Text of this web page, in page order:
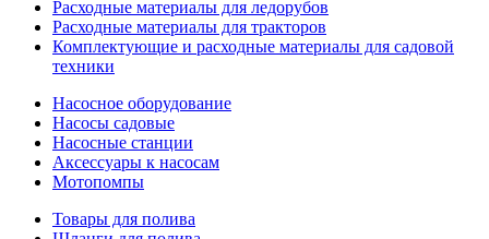
Расходные материалы для ледорубов
Расходные материалы для тракторов
Комплектующие и расходные материалы для садовой
техники
Насосное оборудование
Насосы садовые
Насосные станции
Аксессуары к насосам
Мотопомпы
Товары для полива